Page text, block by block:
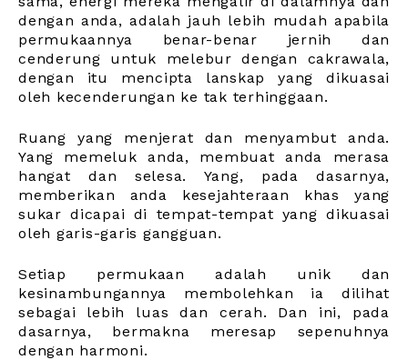
dengan anda, adalah jauh lebih mudah apabila
permukaannya benar-benar jernih dan
cenderung untuk melebur dengan cakrawala,
dengan itu mencipta lanskap yang dikuasai
oleh kecenderungan ke tak terhinggaan.
Ruang yang menjerat dan menyambut anda.
Yang memeluk anda, membuat anda merasa
hangat dan selesa. Yang, pada dasarnya,
memberikan anda kesejahteraan khas yang
sukar dicapai di tempat-tempat yang dikuasai
oleh garis-garis gangguan.
Setiap permukaan adalah unik dan
kesinambungannya membolehkan ia dilihat
sebagai lebih luas dan cerah. Dan ini, pada
dasarnya, bermakna meresap sepenuhnya
dengan harmoni.